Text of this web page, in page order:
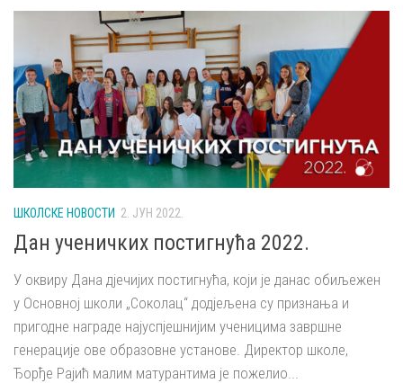
ШКОЛСКЕ НОВОСТИ 2. ЈУН 2022.
Дан ученичких постигнућа 2022.
У оквиру Дана дјечијих постигнућа, који је данас обиљежен
у Основној школи „Соколац“ додјељена су признања и
пригодне награде најуспјешнијим ученицима завршне
генерације ове образовне установе. Директор школе,
Ђорђе Рајић малим матурантима је пожелио...